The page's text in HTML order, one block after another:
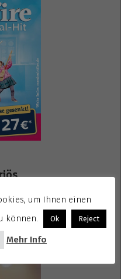
um Ihnen einen
können.
Ok Reject
Mehr Info